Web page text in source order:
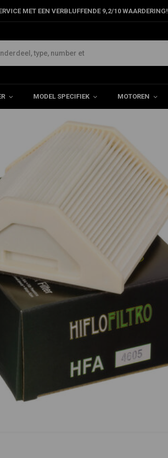
MET EEN VERBLUFFENDE 9,2/10 WAARDERING!
MODEL SPECIFIEK MOTOREN
Luchtfilter HFA4605